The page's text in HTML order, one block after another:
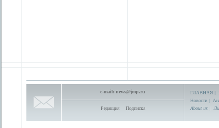
e-mail: news@jmp.ru
Редакция Подписка
ГЛАВНАЯ |
Новости |
About us |